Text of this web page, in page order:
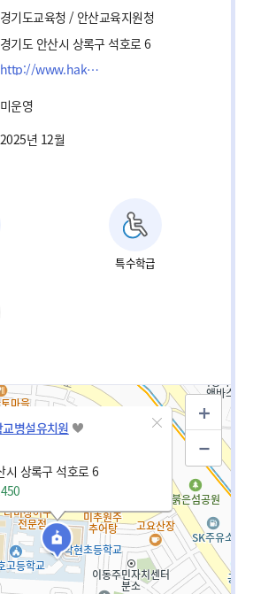
경기도교육청 / 안산교육지원청
경기도 안산시 상록구 석호로 6
http://www.hakhyun.es.kr/
미운영
2025년 12월
특수학급
병설유치원
시 상록구 석호로 6